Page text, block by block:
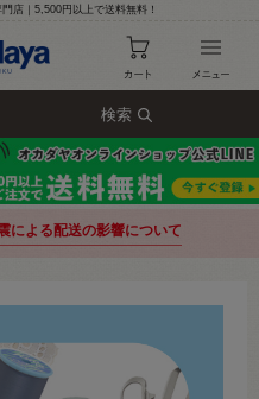
店｜5,500円以上で送料無料！
検索
による配送の影響について